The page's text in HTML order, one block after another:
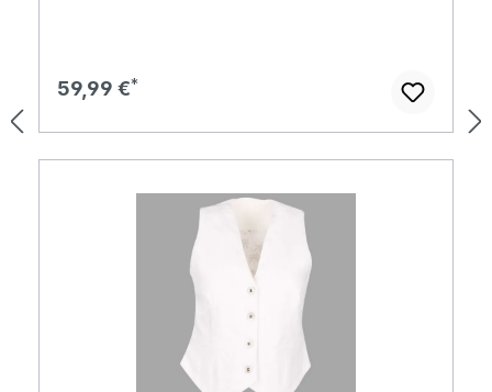
Regulärer Preis:
59,99 €